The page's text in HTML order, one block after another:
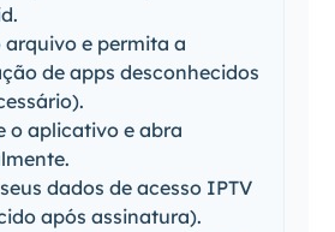
arquivo e permita a
de apps desconhecidos
o aplicativo e abra
dados de acesso IPTV
após assinatura).